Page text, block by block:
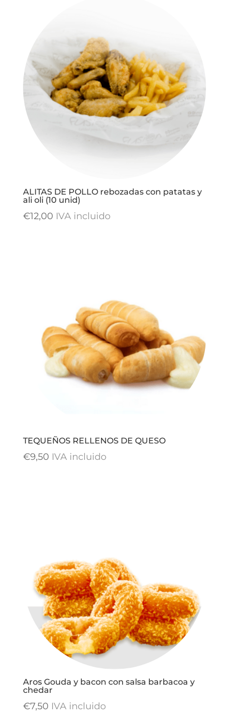
ALITAS DE POLLO rebozadas con patatas y
ali oli (10 unid)
€12,00 IVA incluido
TEQUEÑOS RELLENOS DE QUESO
€9,50 IVA incluido
Aros Gouda y bacon con salsa barbacoa y
chedar
€7,50 IVA incluido